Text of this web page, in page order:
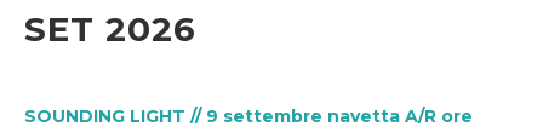
SET 2026
SOUNDING LIGHT // 9 settembre navetta A/R ore